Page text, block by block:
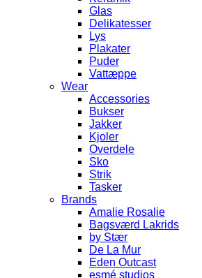
Glas
Delikatesser
Lys
Plakater
Puder
Vattæppe
Wear
Accessories
Bukser
Jakker
Kjoler
Overdele
Sko
Strik
Tasker
Brands
Amalie Rosalie
Bagsværd Lakrids
by Stær
De La Mur
Eden Outcast
esmé studios